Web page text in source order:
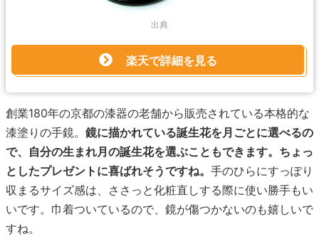
出典
楽天で詳細を見る
創業180年の京都の漆器の老舗から販売されている本格的な
漆塗りの手鏡。 鏡に描かれている誕生花を月ごとに選べるの
で、自分の生まれ月の誕生花を選ぶこともできます。ちょっ
としたプレゼントに喜ばれそうですね。 手のひらにすっぽり
収まるサイズ感は、ささっと化粧直しする際に使い勝手もい
いです。巾着ついているので、鏡が傷つかないのも嬉しいで
すね。